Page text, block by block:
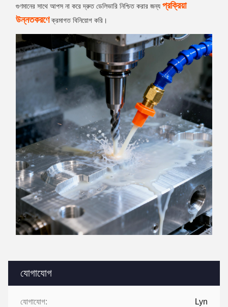
যোগাযোগ
যোগাযোগ: Lyn
গুণমানের সাথে আপস না করে দ্রুত ডেলিভারি নিশ্চিত করার জন্য প্রক্রিয়া
উন্নতকরণেক্রমাগত বিনিয়োগ করি।